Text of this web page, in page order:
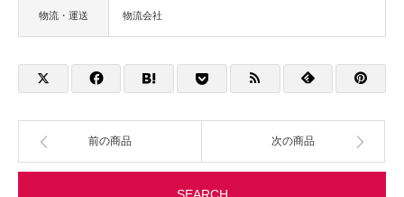
物流・運送 物流会社
前の商品 次の商品
SEARCH
店舗・建築
物流・運送